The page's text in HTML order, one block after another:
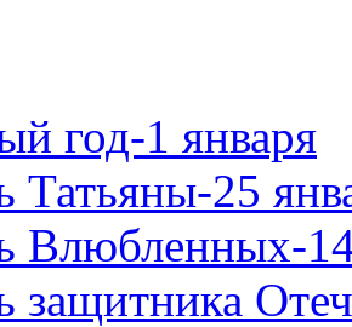
год-1 января
Татьяны-25
Влюбленных-
защитника